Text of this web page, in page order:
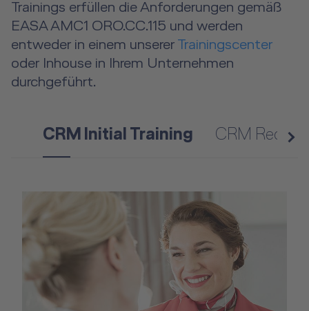
Trainings erfüllen die Anforderungen gemäß
EASA AMC1 ORO.CC.115 und werden
entweder in einem unserer Trainingscenter
oder Inhouse in Ihrem Unternehmen
durchgeführt.
CRM Initial Training CRM